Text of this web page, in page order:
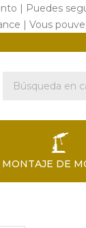
| Puedes
| Vous
MONTAJE DE